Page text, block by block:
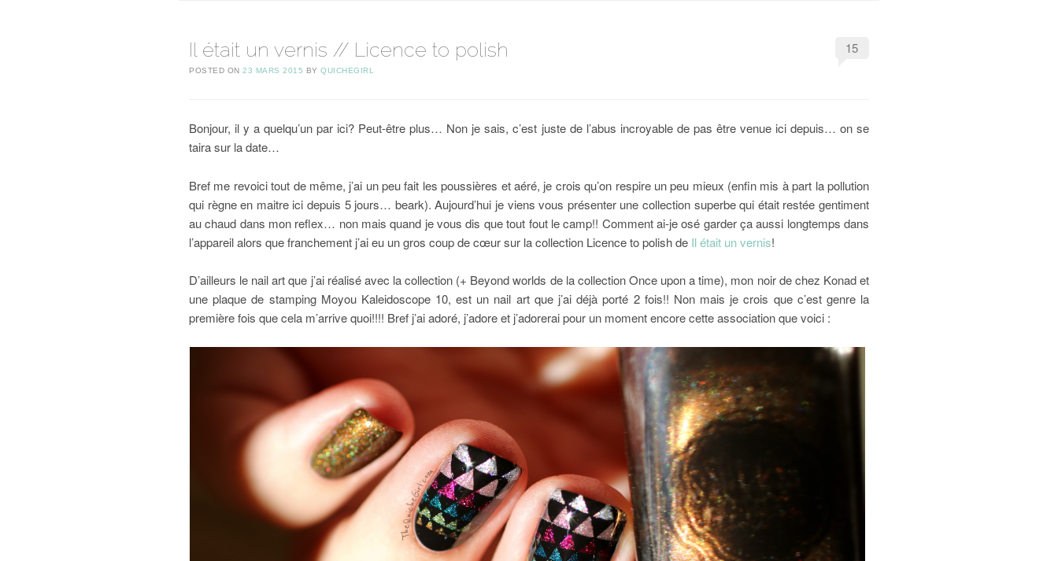
Il était un vernis // Licence to polish
POSTED ON 23 MARS 2015 BY QUICHEGIRL
15
Bonjour, il y a quelqu’un par ici? Peut-être plus… Non je sais, c’est juste de l’abus incroyable de pas être venue ici depuis… on se
taira sur la date…
Bref me revoici tout de même, j’ai un peu fait les poussières et aéré, je crois qu’on respire un peu mieux (enfin mis à part la pollution
qui règne en maitre ici depuis 5 jours… beark). Aujourd’hui je viens vous présenter une collection superbe qui était restée gentiment
au chaud dans mon reflex… non mais quand je vous dis que tout fout le camp!! Comment ai-je osé garder ça aussi longtemps dans
l’appareil alors que franchement j’ai eu un gros coup de cœur sur la collection Licence to polish de Il était un vernis!
D’ailleurs le nail art que j’ai réalisé avec la collection (+ Beyond worlds de la collection Once upon a time), mon noir de chez Konad et
une plaque de stamping Moyou Kaleidoscope 10, est un nail art que j’ai déjà porté 2 fois!! Non mais je crois que c’est genre la
première fois que cela m’arrive quoi!!!! Bref j’ai adoré, j’adore et j’adorerai pour un moment encore cette association que voici :